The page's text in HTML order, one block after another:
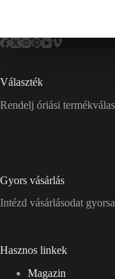
Választék
Rendelj óriási
Gyors vásárlás
Intézd vásárlásodat
Hasznos linkek
Magazin